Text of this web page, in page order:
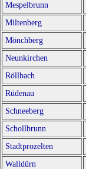
Mespelbrunn
Miltenberg
Mönchberg
Neunkirchen
Röllbach
Rüdenau
Schneeberg
Schollbrunn
Stadtprozelten
Walldürn